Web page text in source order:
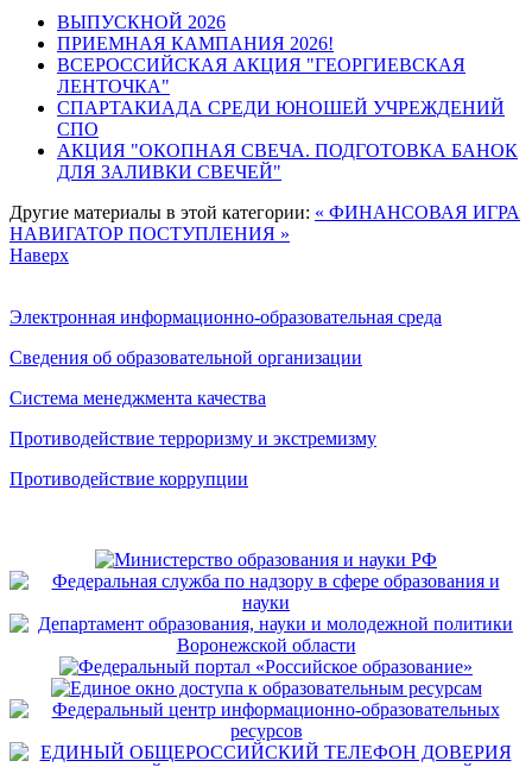
ВЫПУСКНОЙ 2026
ПРИЕМНАЯ КАМПАНИЯ 2026!
ВСЕРОССИЙСКАЯ АКЦИЯ "ГЕОРГИЕВСКАЯ
ЛЕНТОЧКА"
СПАРТАКИАДА СРЕДИ ЮНОШЕЙ УЧРЕЖДЕНИЙ
СПО
АКЦИЯ "ОКОПНАЯ СВЕЧА. ПОДГОТОВКА БАНОК
ДЛЯ ЗАЛИВКИ СВЕЧЕЙ"
Другие материалы в этой категории: « ФИНАНСОВАЯ ИГРА
НАВИГАТОР ПОСТУПЛЕНИЯ »
Наверх
Электронная информационно-образовательная среда
Сведения об образовательной организации
Система менеджмента качества
Противодействие терроризму и экстремизму
Противодействие коррупции